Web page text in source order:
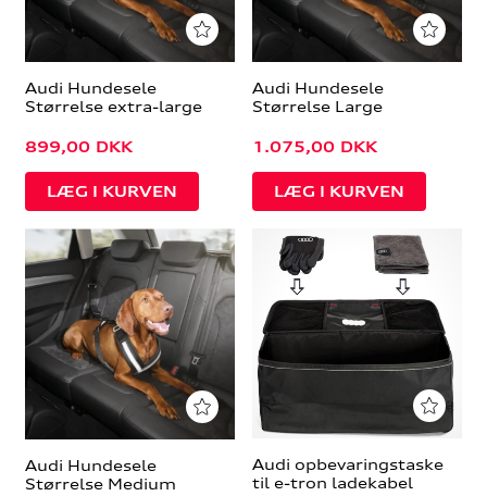
Audi Hundesele
Størrelse extra-large
899,00 DKK
Audi Hundesele
Størrelse Large
1.075,00 DKK
Audi Hundesele
Størrelse Medium
Audi opbevaringstaske
til e-tron ladekabel